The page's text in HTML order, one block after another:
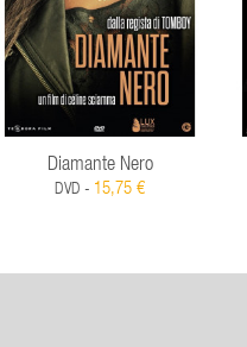
Diamante Nero
DVD - 15,75 €